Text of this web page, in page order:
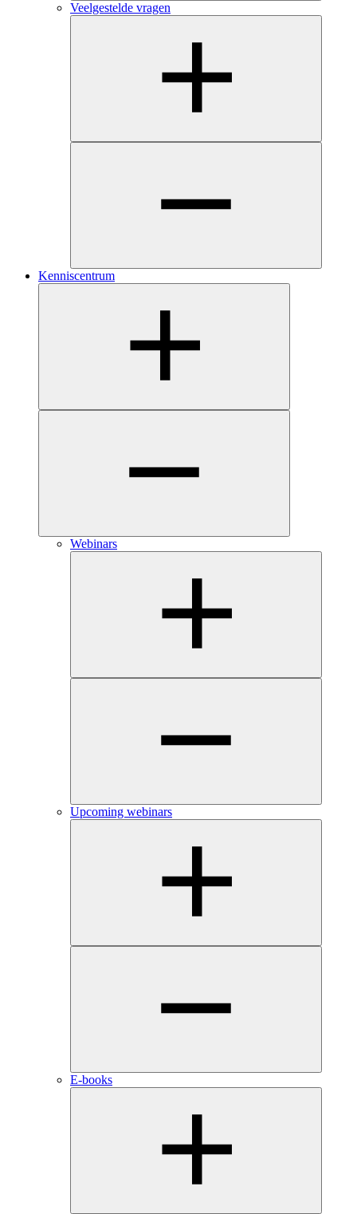
Veelgestelde vragen
Kenniscentrum
Webinars
Upcoming webinars
E-books